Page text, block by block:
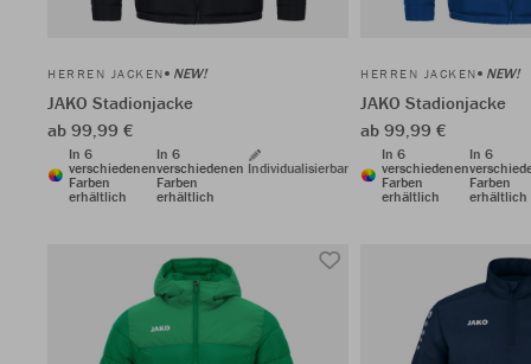
HERREN JACKEN NEW!
JAKO Stadionjacke
ab 99,99 €
In 6
verschiedenen
Farben
erhältlich
In 6
verschiedenen
Farben
erhältlich
Individualisierbar
HERREN JACKEN NEW!
JAKO Stadionjacke
ab 99,99 €
In 6
verschiedenen
Farben
erhältlich
In 6
Farben
erhältlich